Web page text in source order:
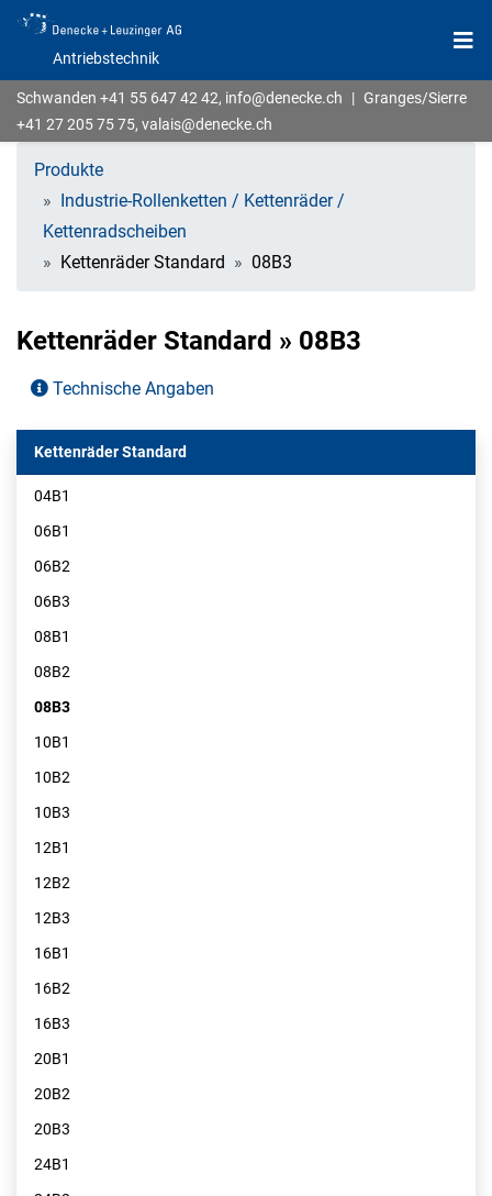
Antriebstechnik
Schwanden +41 55 647 42 42, info@denecke.ch | Granges/Sierre
+41 27 205 75 75, valais@denecke.ch
Produkte
Industrie-Rollenketten / Kettenräder /
Kettenradscheiben
Kettenräder Standard
08B3
Kettenräder Standard » 08B3
Technische Angaben
Kettenräder Standard
04B1
06B1
06B2
06B3
08B1
08B2
08B3
10B1
10B2
10B3
12B1
12B2
12B3
16B1
16B2
16B3
20B1
20B2
20B3
24B1